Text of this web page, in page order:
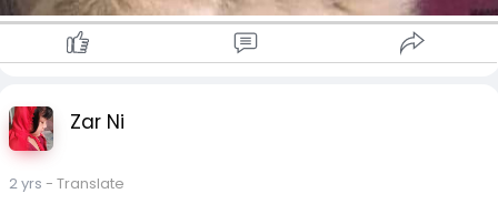
Zar Ni
2 yrs - Translate